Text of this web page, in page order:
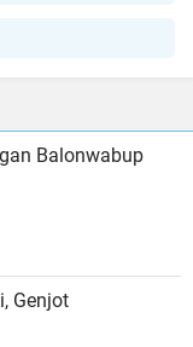
Balonwabup
Genjot